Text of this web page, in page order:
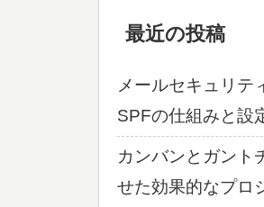
最近の投稿
メールセキュリテ
SPFの仕組みと設
カンバンとガント
せた効果的なプロ